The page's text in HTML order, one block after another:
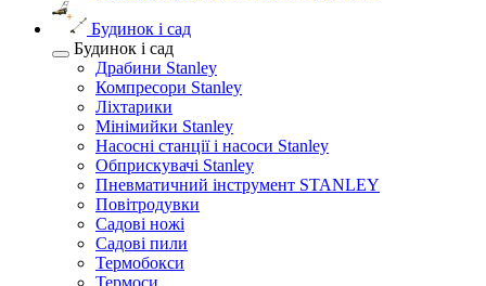
Будинок і сад
Будинок і сад
Драбини Stanley
Компресори Stanley
Ліхтарики
Мінімийки Stanley
Насосні станції і насоси Stanley
Обприскувачі Stanley
Пневматичний інструмент STANLEY
Повітродувки
Садові ножі
Садові пили
Термобокси
Термоси